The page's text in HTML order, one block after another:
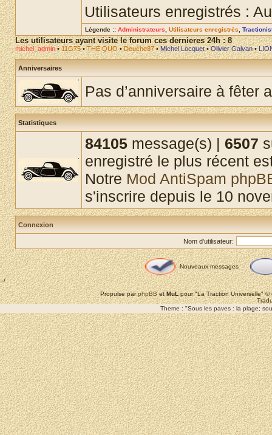
Utilisateurs enregistrés :
Légende :: Administrateurs Utilisateurs enregistrés
Les utilisateurs ayant visite le forum ces dernieres 24h : 8
michel_admin•11G75•THE QUO•Deuche87•Michel Locquet•Olivier Galvan•
Anniversaires
Pas d’anniversaire à fêter
Statistiques
84105 message(s) | 6507
enregistré le plus récent
Notre Mod AntiSpam
s'inscrire depuis le 10
Connexion
Nom d’utilisateur:
Nouveaux messages
--/
Propulse parphpBBetMuLpour "La Traction Universelle"
Theme : "Sous les paves : la plage;